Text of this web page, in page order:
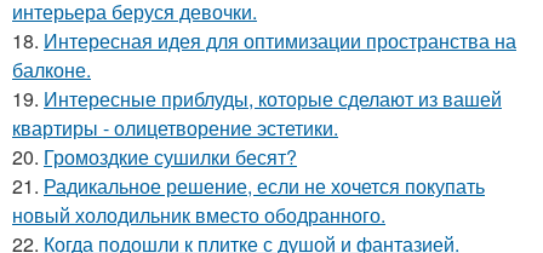
интерьера беруся девочки.
18. Интересная идея для оптимизации пространства на
балконе.
19. Интересные приблуды, которые сделают из вашей
квартиры - олицетворение эстетики.
20. Громоздкие сушилки бесят?
21. Радикальное решение, если не хочется покупать
новый холодильник вместо ободранного.
22. Когда подошли к плитке с душой и фантазией.